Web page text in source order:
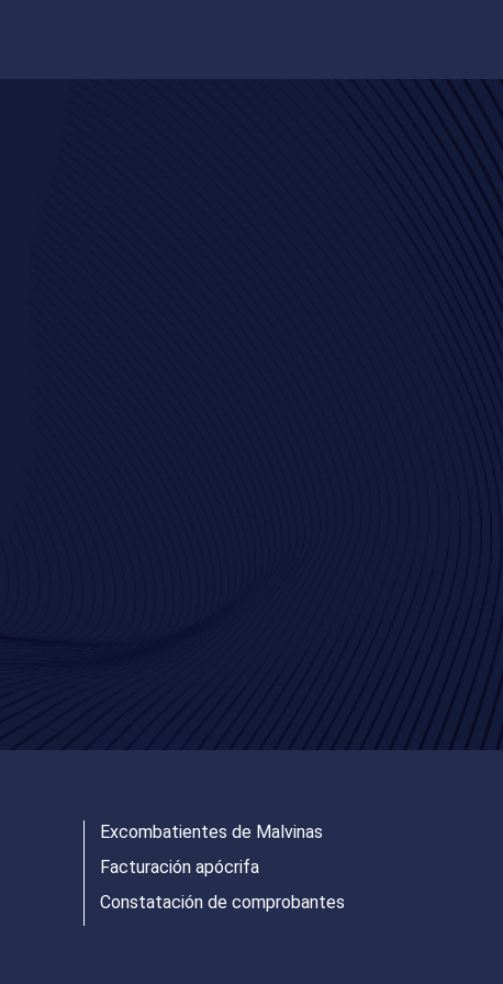
Excombatientes de Malvinas
Facturación apócrifa
Constatación de comprobantes